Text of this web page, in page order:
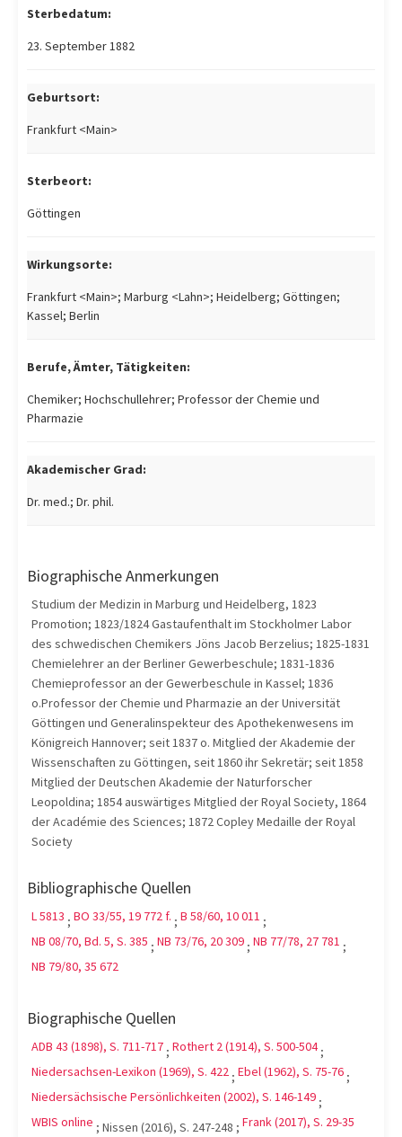
Sterbedatum:
23. September 1882
Geburtsort:
Frankfurt <Main>
Sterbeort:
Göttingen
Wirkungsorte:
Frankfurt <Main>; Marburg <Lahn>; Heidelberg; Göttingen;
Kassel; Berlin
Berufe, Ämter, Tätigkeiten:
Chemiker; Hochschullehrer; Professor der Chemie und
Pharmazie
Akademischer Grad:
Dr. med.; Dr. phil.
Biographische Anmerkungen
Studium der Medizin in Marburg und Heidelberg, 1823
Promotion; 1823/1824 Gastaufenthalt im Stockholmer Labor
des schwedischen Chemikers Jöns Jacob Berzelius; 1825-1831
Chemielehrer an der Berliner Gewerbeschule; 1831-1836
Chemieprofessor an der Gewerbeschule in Kassel; 1836
o.Professor der Chemie und Pharmazie an der Universität
Göttingen und Generalinspekteur des Apothekenwesens im
Königreich Hannover; seit 1837 o. Mitglied der Akademie der
Wissenschaften zu Göttingen, seit 1860 ihr Sekretär; seit 1858
Mitglied der Deutschen Akademie der Naturforscher
Leopoldina; 1854 auswärtiges Mitglied der Royal Society, 1864
der Académie des Sciences; 1872 Copley Medaille der Royal
Society
Bibliographische Quellen
L 5813 ; BO 33/55, 19 772 f. ; B 58/60, 10 011 ;
NB 08/70, Bd. 5, S. 385 ; NB 73/76, 20 309 ; NB 77/78, 27 781 ;
NB 79/80, 35 672
Biographische Quellen
ADB 43 (1898), S. 711-717 ; Rothert 2 (1914), S. 500-504 ;
Niedersachsen-Lexikon (1969), S. 422 ; Ebel (1962), S. 75-76 ;
Niedersächsische Persönlichkeiten (2002), S. 146-149 ;
WBIS online ; Nissen (2016), S. 247-248 ; Frank (2017), S. 29-35